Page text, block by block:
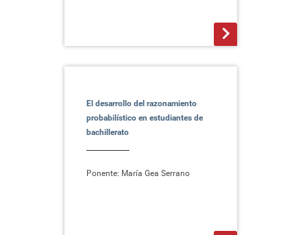
El desarrollo del razonamiento
probabilístico en estudiantes de
bachillerato
Ponente: María Gea Serrano